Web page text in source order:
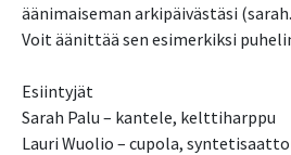
äänimaiseman arkipäivästäsi
Voit äänittää sen esimerkiksi
Esiintyjät
Sarah Palu – kantele, kelttiharppu
Lauri Wuolio – cupola,